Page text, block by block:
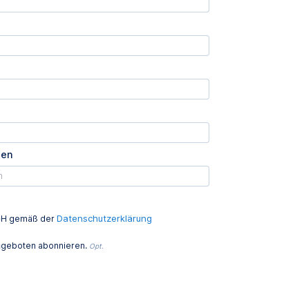
gemäß der Datenschutzerklärung
abonnieren. Opt.